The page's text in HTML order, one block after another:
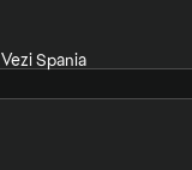
Vezi Spania